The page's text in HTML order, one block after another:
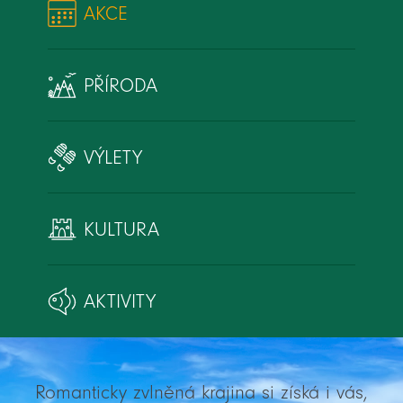
AKCE
PŘÍRODA
VÝLETY
KULTURA
AKTIVITY
Romanticky zvlněná krajina si získá i vás,